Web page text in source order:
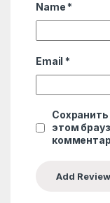
Name *
Email *
этом